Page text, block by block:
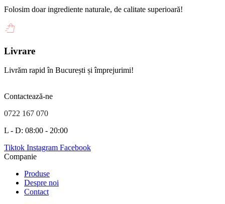
Folosim doar ingrediente naturale, de calitate superioară!
Livrare
Livrăm rapid în București și împrejurimi!
Contactează-ne
0722 167 070
L - D: 08:00 - 20:00
Tiktok Instagram Facebook
Companie
Produse
Despre noi
Contact